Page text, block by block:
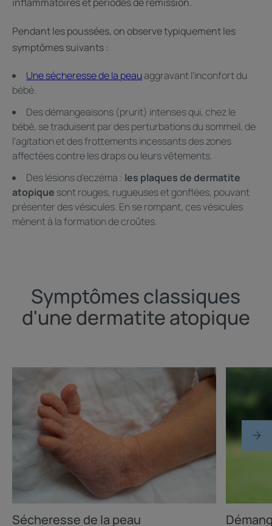
Pendant les poussées, on observe typiquement les
symptômes suivants :
Une sécheresse de la peauaggravant l’inconfort du
bébé.
Des démangeaisons (prurit) intenses qui, chez le
bébé, se traduisent par des perturbations du sommeil, de
l'agitation et des frottements incessants des zones
affectées contre les draps ou leurs vêtements.
Des lésions d’eczéma : les plaques de dermatite
atopique sont rouges, rugueuses et gonflées, pouvant
présenter des vésicules. En se rompant, ces vésicules
mènent à la formation de croûtes.
Symptômes classiques
d'une dermatite atopique
Sécheresse de la peau